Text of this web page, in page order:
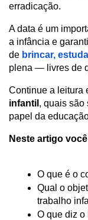
erradicação.
A data é um
a infância e
de brincar,
plena — livres de
Continue a leitura
infantil , quais são
papel da
Neste artigo
O que é o
Qual o
trabalho
O que diz o